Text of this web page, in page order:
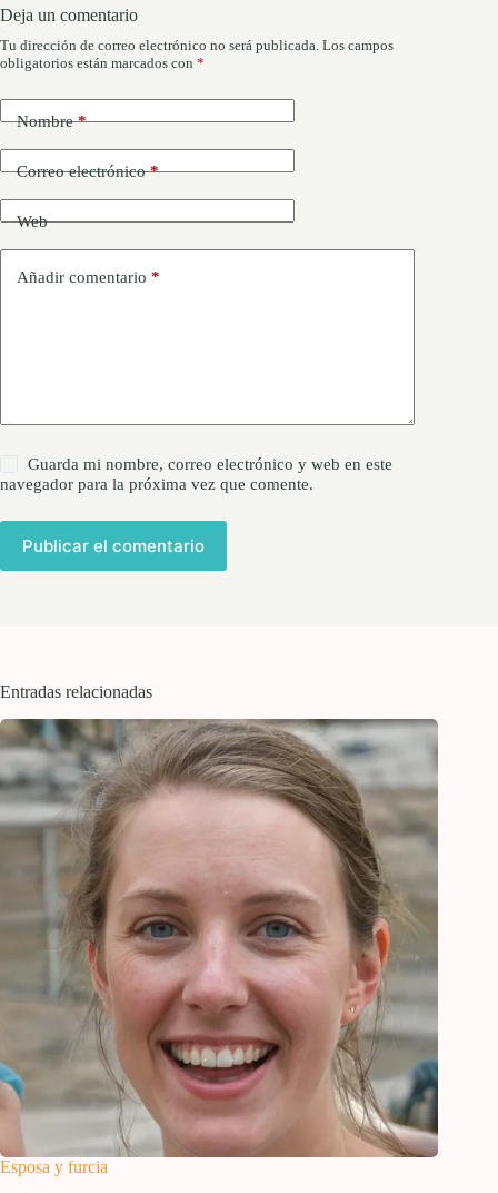
Deja un comentario
Tu dirección de correo electrónico no será publicada. Los campos
obligatorios están marcados con *
Nombre*
Correo electrónico*
Web
Añadir comentario *
Guarda mi nombre, correo electrónico y web en este
navegador para la próxima vez que comente.
Publicar el comentario
Entradas relacionadas
Esposa y furcia